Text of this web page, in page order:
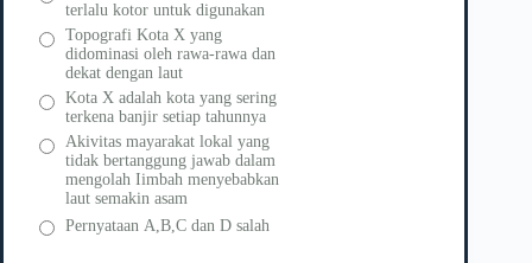
terlalu kotor untuk digunakan
Topografi Kota X yang
didominasi oleh rawa-rawa dan
dekat dengan laut
Kota X adalah kota yang sering
terkena banjir setiap tahunnya
Akivitas mayarakat lokal yang
tidak bertanggung jawab dalam
mengolah Iimbah menyebabkan
laut semakin asam
Pernyataan A,B,C dan D salah